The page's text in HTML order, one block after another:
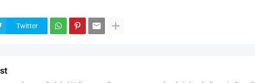
Twitter